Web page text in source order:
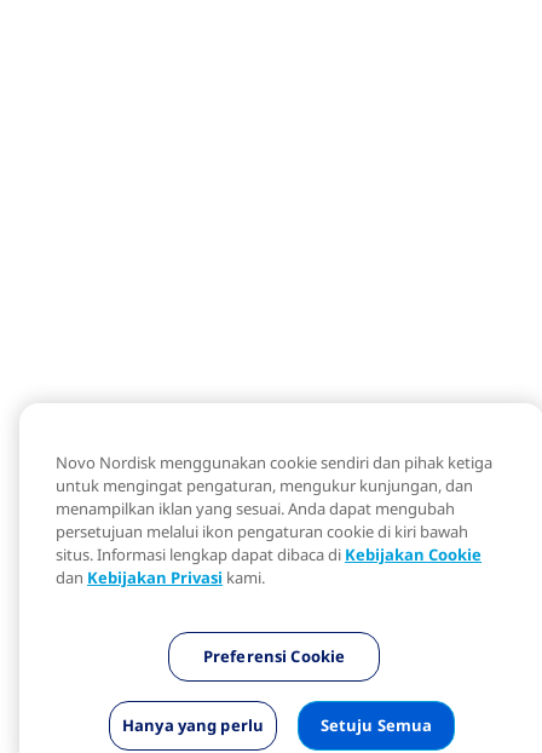
Novo Nordisk menggunakan cookie sendiri dan pihak ketiga
untuk mengingat pengaturan, mengukur kunjungan, dan
menampilkan iklan yang sesuai. Anda dapat mengubah
persetujuan melalui ikon pengaturan cookie di kiri bawah
situs. Informasi lengkap dapat dibaca di Kebijakan Cookie
dan Kebijakan Privasi kami.
Preferensi Cookie
Hanya yang perlu Setuju Semua